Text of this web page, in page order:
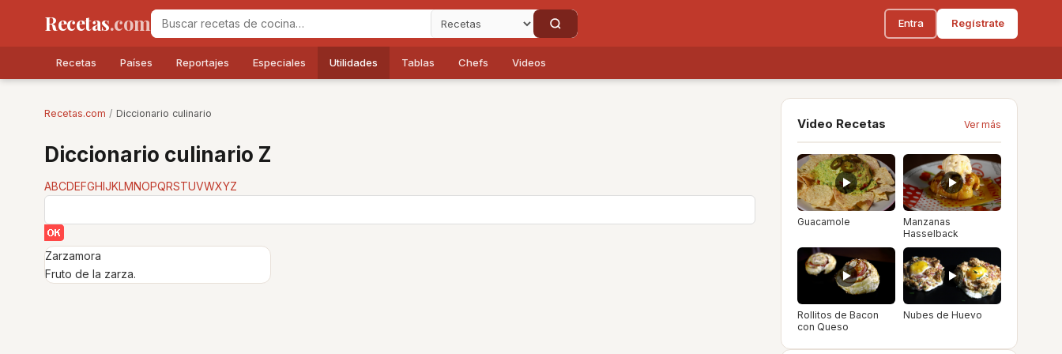
Recetas.com Entra Regístrate
Recetas Países Reportajes Especiales Utilidades Tablas Chefs Videos
Recetas.com / Diccionario culinario
Diccionario culinario Z
ABCDEFGHIJKLMNOPQRSTUVWXYZ
Zarzamora
Fruto de la zarza.
Video Recetas Ver más
Guacamole
Manzanas
Hasselback
Rollitos de Bacon
con Queso
Nubes de Huevo